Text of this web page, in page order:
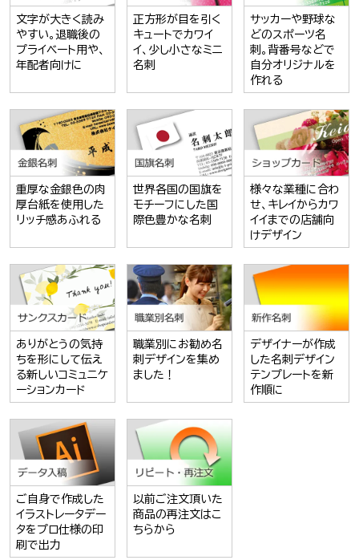
文字が大きく読み
やすい。退職後の
プライベート用や、
年配者向けに
正方形が目を引く
キュートでカワイ
イ、少し小さなミニ
名刺
サッカーや野球な
どのスポーツ名
刺。背番号などで
自分オリジナルを
作れる
重厚な金銀色の肉
厚台紙を使用した
リッチ感あふれる
世界各国の国旗を
モチーフにした国
際色豊かな名刺
様々な業種に合わ
せ、キレイからカワ
イイまでの店舗向
けデザイン
ありがとうの気持
ちを形にして伝え
る新しいコミュニケ
ーションカード
職業別にお勧め名
刺デザインを集め
ました！
デザイナーが作成
した名刺デザイン
テンプレートを新
作順に
ご自身で作成した
イラストレータデー
タをプロ仕様の印
刷で出力
以前ご注文頂いた
商品の再注文はこ
ちらから